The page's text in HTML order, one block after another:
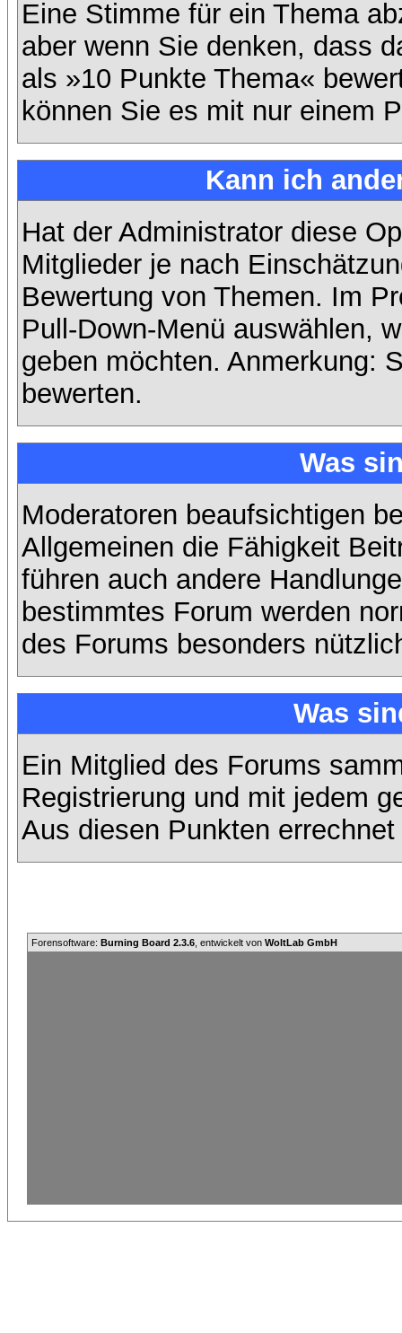
Eine Stimme für ein Thema
aber wenn Sie denken, dass
als »10 Punkte Thema«
können Sie es mit nur einem
Kann ich
Hat der Administrator diese
Mitglieder je nach
Bewertung von Themen. Im
Pull-Down-Menü auswählen,
geben möchten. Anmerkung:
bewerten.
Was
Moderatoren beaufsichtigen
Allgemeinen die Fähigkeit
führen auch andere
bestimmtes Forum werden
des Forums besonders
Was
Ein Mitglied des Forums
Registrierung und mit jedem
Aus diesen Punkten
Forensoftware: Burning Board 2.3.6 , entwickelt von WoltLab GmbH